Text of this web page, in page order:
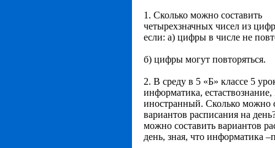
1. Сколько можно составить
четырехзначных чисел из
если: а) цифры в числе не
б) цифры могут повторяться.
2. В среду в 5 «Б» классе 5
информатика,
иностранный. Cколько можно
вариантов расписания на
можно составить вариантов
день, зная, что информатика